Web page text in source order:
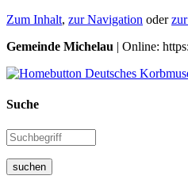
Zum Inhalt, zur Navigation oder
Gemeinde Michelau | Online:
Suche
suchen